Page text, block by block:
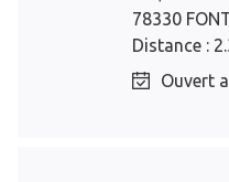
78330
Distance :
Ouvert